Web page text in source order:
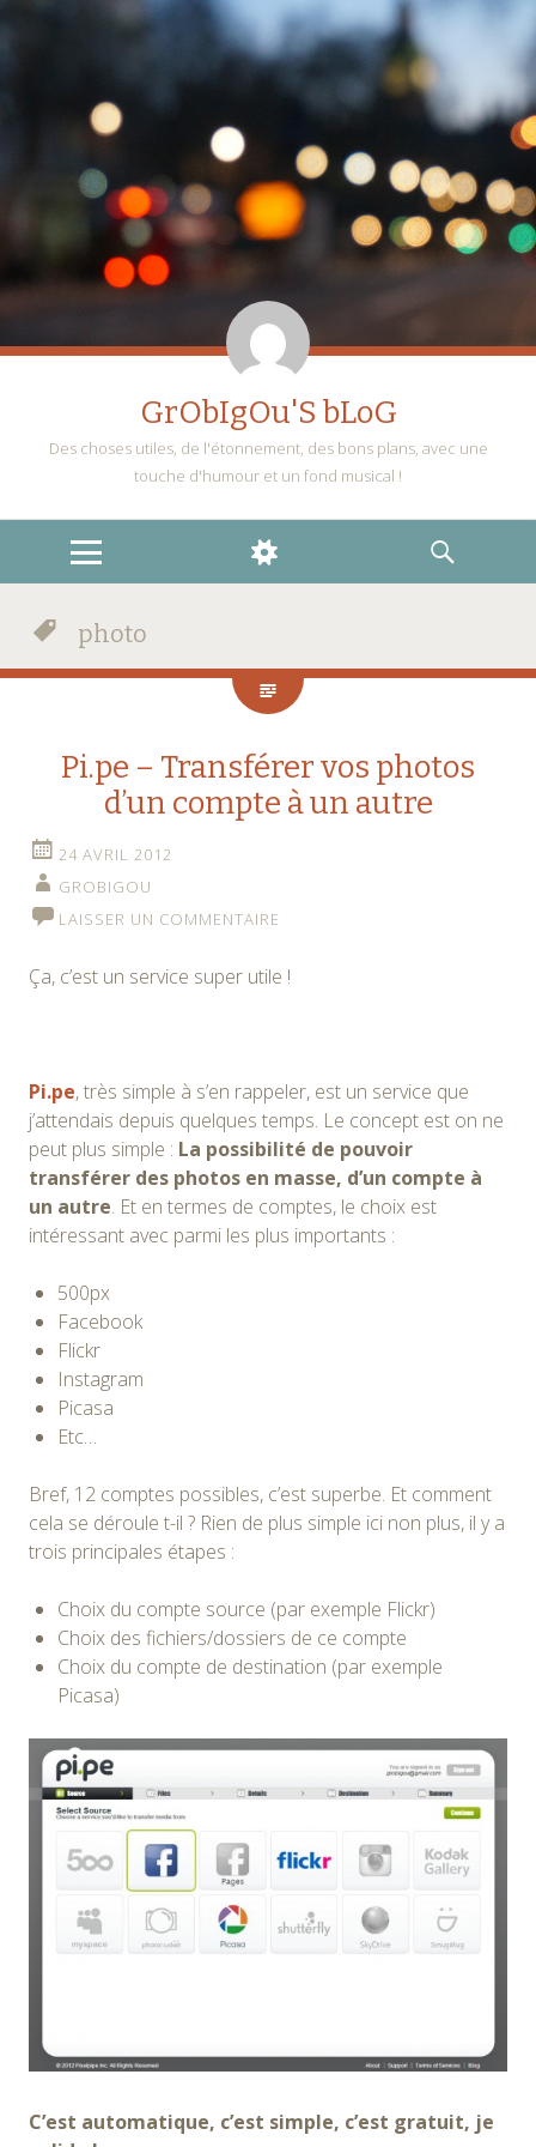
GrObIgOu'S bLoG
Des choses utiles, de l'étonnement, des bons plans, avec une
touche d'humour et un fond musical !
MENU
WIDGETS
RECHERCHE
photo
Pi.pe – Transférer vos photos
d’un compte à un autre
24 AVRIL 2012
GROBIGOU
LAISSER UN COMMENTAIRE
Ça, c’est un service super utile !
Pi.pe, très simple à s’en rappeler, est un service que
j’attendais depuis quelques temps. Le concept est on ne
peut plus simple : La possibilité de pouvoir
transférer des photos en masse, d’un compte à
un autre. Et en termes de comptes, le choix est
intéressant avec parmi les plus importants :
500px
Facebook
Flickr
Instagram
Picasa
Etc…
Bref, 12 comptes possibles, c’est superbe. Et comment
cela se déroule t-il ? Rien de plus simple ici non plus, il y a
trois principales étapes :
Choix du compte source (par exemple Flickr)
Choix des fichiers/dossiers de ce compte
Choix du compte de destination (par exemple
Picasa)
C’est automatique, c’est simple, c’est gratuit, je